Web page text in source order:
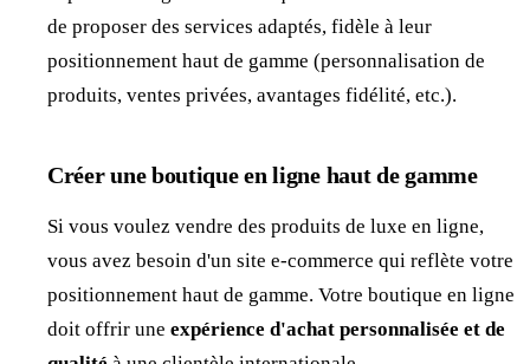
de proposer des services adaptés, fidèle à leur
positionnement haut de gamme (personnalisation de
produits, ventes privées, avantages fidélité, etc.).
Créer une boutique en ligne haut de gamme
Si vous voulez vendre des produits de luxe en ligne,
vous avez besoin d'un site e-commerce qui reflète votre
positionnement haut de gamme. Votre boutique en ligne
doit offrir une expérience d'achat personnalisée et de